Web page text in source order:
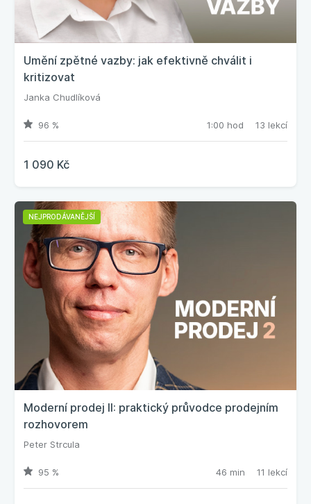
Umění zpětné vazby: jak efektivně chválit i
kritizovat
Janka Chudlíková
96 % 1:00 hod 13 lekcí
1 090 Kč
NEJPRODÁVANĚJŠÍ
Moderní prodej II: praktický průvodce prodejním
rozhovorem
Peter Strcula
95 % 46 min 11 lekcí